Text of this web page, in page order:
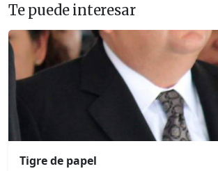
Te puede interesar
Tigre de papel